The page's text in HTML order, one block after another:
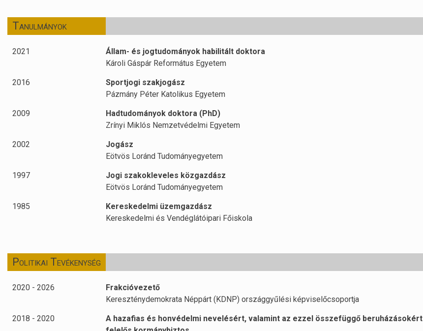
Tanulmányok
2021
Állam- és jogtudományok habilitált doktora
Károli Gáspár Református Egyetem
2016
Sportjogi szakjogász
Pázmány Péter Katolikus Egyetem
2009
Hadtudományok doktora (PhD)
Zrínyi Miklós Nemzetvédelmi Egyetem
2002
Jogász
Eötvös Loránd Tudományegyetem
1997
Jogi szakokleveles közgazdász
Eötvös Loránd Tudományegyetem
1985
Kereskedelmi üzemgazdász
Kereskedelmi és Vendéglátóipari Főiskola
Politikai Tevékenység
2020 - 2026
Frakcióvezető
Kereszténydemokrata Néppárt (KDNP) országgyűlési képviselőcsoportja
2018 - 2020
A hazafias és honvédelmi nevelésért, valamint az ezzel összefüggő beruházásokért